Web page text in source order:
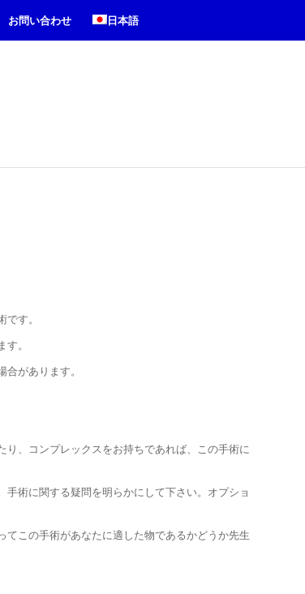
お問い合わせ 日本語
す。
。
があります。
、コンプレックスをお持ちであれば、この手術に
術に関する疑問を明らかにして下さい。オプショ
この手術があなたに適した物であるかどうか先生